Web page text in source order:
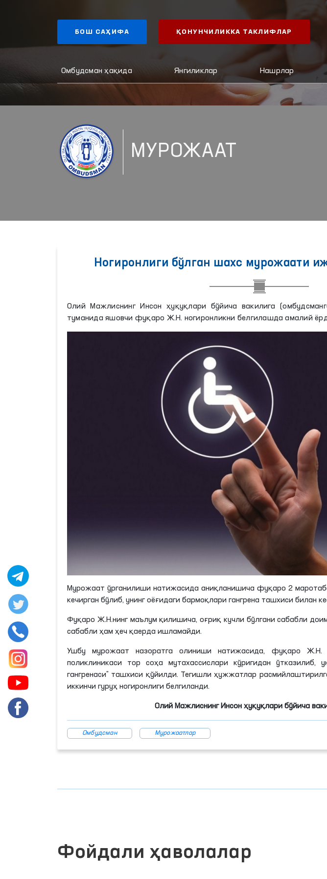
БОШ САҲИФА ҚОНУНЧИЛИККА ТАКЛИФЛАР
Омбудсман ҳақида Янгиликлар Нашрлар
МУРОЖААТ
Ногиронлиги бўлган шахс мурожаати
Олий Мажлиснинг Инсон ҳуқуқлари бўйича вакилига
туманида яшовчи фуқаро Ж.Н. ногиронликни белгилашда амалий
Мурожаат ўрганилиши натижасида аниқланишича фуқаро 2
кечирган бўлиб, унинг оёғидаги бармоқлари гангрена ташхиси билан
Фуқаро Ж.Н.нингмаълумқилишича, оғриқ кучли бўлгани сабабли
сабабли ҳам ҳеч қаерда ишламайди.
Ушбу мурожаат назоратга олиниши натижасида, фуқаро Ж.Н.
поликлиникаси тор соҳа мутахассислари кўригидан ўтказилиб,
гангренаси” ташхиси қўйилди. Тегишли ҳужжатлар
иккинчи гуруҳ ногиронлиги белгиланди.
Олий Мажлиснинг Инсон ҳуқуқлари бўйича
Омбудсман Мурожаатлар
Фойдали ҳаволалар